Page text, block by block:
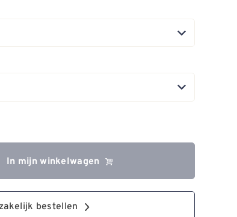
In mijn winkelwagen
bestellen